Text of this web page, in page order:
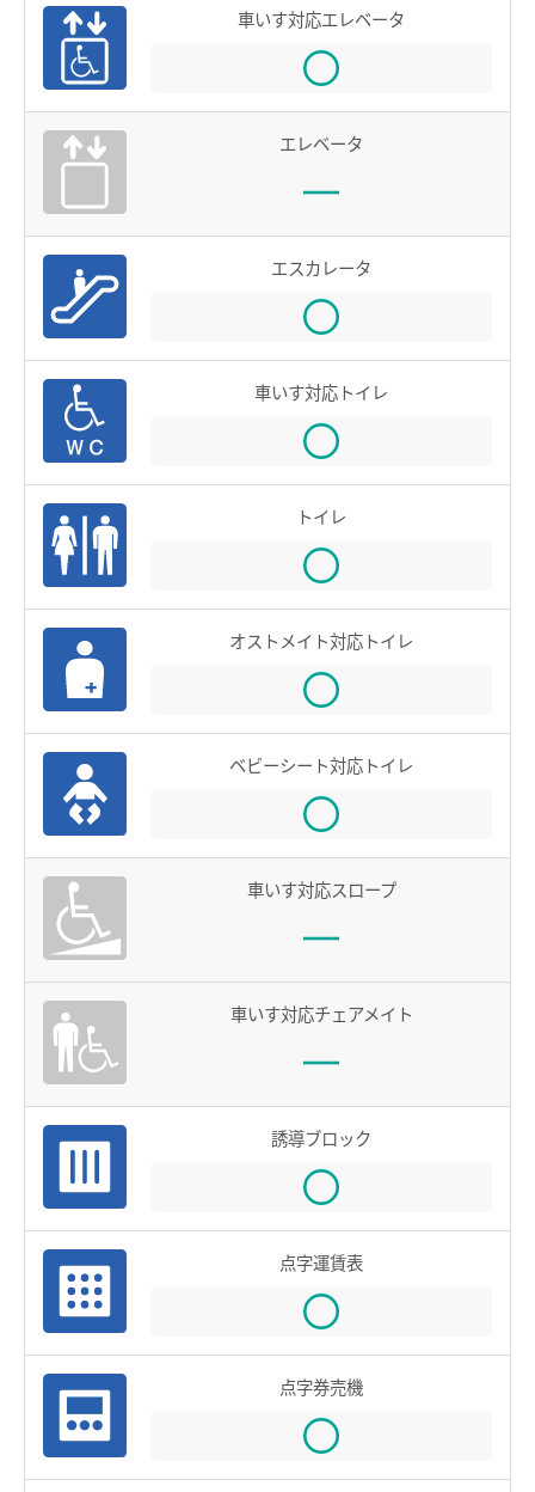
電車沿線ハイキング
お知らせ一覧
よくあるご質問 お問い合わせ
企業情報
サステナビリティ
IR情報
採用情報
manaca
manacaトップ
manacaとは？
manacaの特長
manacaの種類
manacaを買う
manacaを購入する
manaca定期券を購入する
manacaにチャージする
manaca取扱窓口
鉄道・バスで使う
ご利用いただけるエリア
鉄道で使う
鉄道での使い方
鉄道の運賃計算
きっぷを購入する
特殊な改札口のご利用方法
バスで使う
バスでの使い方
バスの運賃計算
鉄道・バス共通情報
おトクな乗継割引
名鉄ミューズポイント
お買物＆フード
名鉄グループ
車いす対応エレベータ
エレベータ
エスカレータ
車いす対応トイレ
トイレ
オストメイト対応トイレ
ベビーシート対応トイレ
車いす対応スロープ
車いす対応チェアメイト
誘導ブロック
点字運賃表
点字券売機